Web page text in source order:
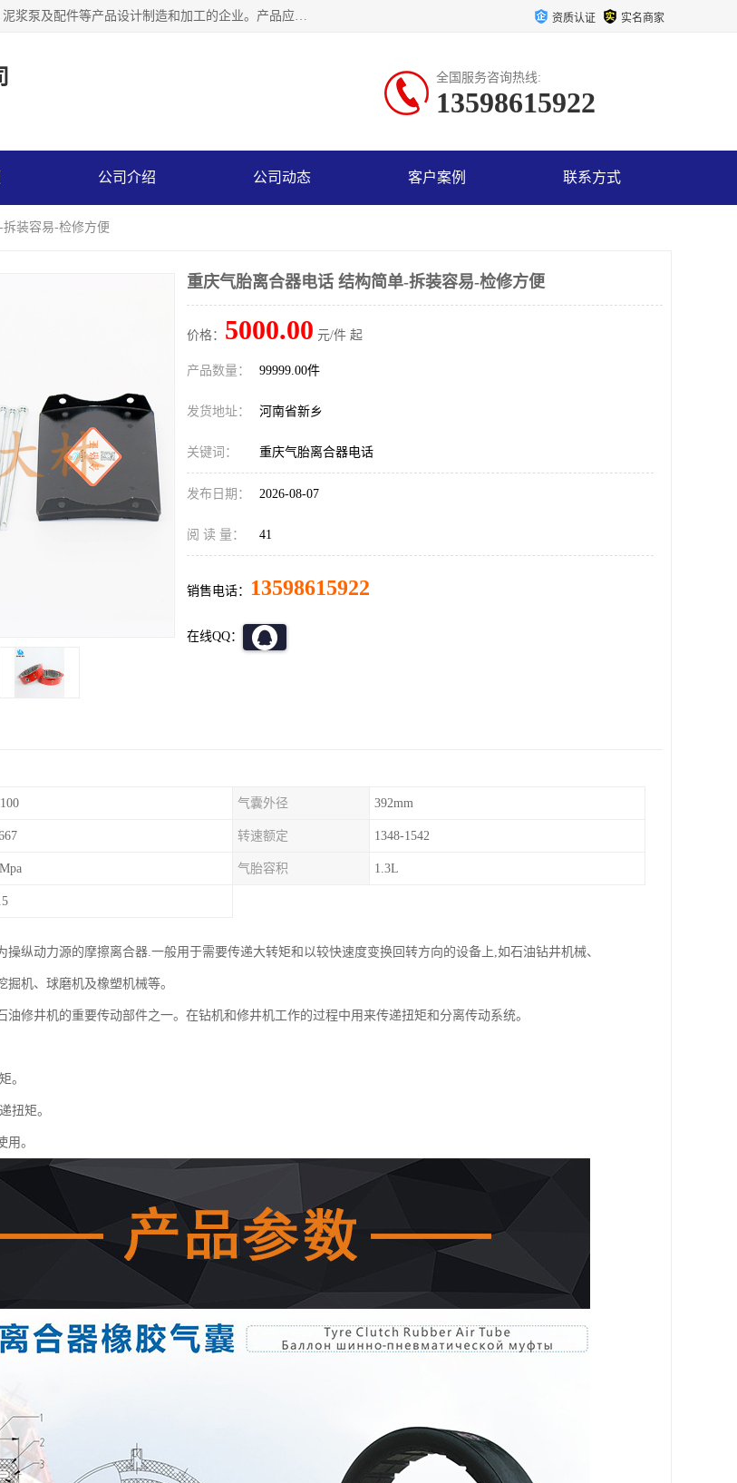
河南大林橡胶通信器材有限公司是一个专注于各种橡胶件、离合器及配件、泥浆泵及配件等产品设计制造和加工的企业。产品应用于矿山、冶金、石油、钢铁、化工、水泥、船舶、造纸、通用机械等各种大功率机械传动或制动装置。 资质认证 实名商家
全国服务咨询热线:
13598615922
公司介绍 公司动态 客户案例 联系方式
装容易-检修方便
重庆气胎离合器电话 结构简单-拆装容易-检修方便
价格： 5000.00 元/件 起
产品数量： 99999.00件
发货地址： 河南省新乡
关键词： 重庆气胎离合器电话
发布日期： 2026-08-07
阅 读 量： 41
销售电话： 13598615922
在线QQ：
气囊外径 392mm
转速额定 1348-1542
气胎容积 1.3L
操纵动力源的摩擦离合器.一般用于需要传递大转矩和以较快速度变换回转方向的设备上,如石油钻井机械、
机、球磨机及橡塑机械等。
油修井机的重要传动部件之一。在钻机和修井机工作的过程中用来传递扭矩和分离传动系统。
。
扭矩。
。